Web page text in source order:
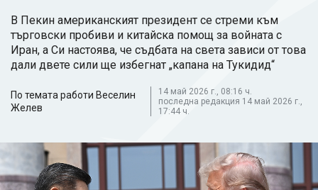
В Пекин американският президент се стреми към
търговски пробиви и китайска помощ за войната с
Иран, а Си настоява, че съдбата на света зависи от това
дали двете сили ще избегнат „капанa на Тукидид“
По темата работи Веселин
Желев
14 май 2026 г., 08:16 ч.
последна редакция 14 май 2026 г.,
17:44 ч.